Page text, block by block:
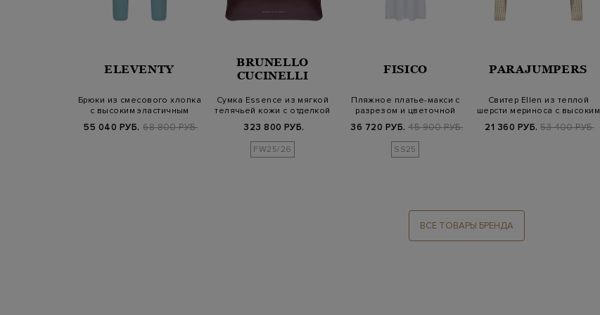
ELEVENTY
Брюки из смесового хлопка
с высоким эластичным
55 040 РУБ. 68 800 РУБ.
BRUNELLO
CUCINELLI
Сумка Essence из мягкой
телячьей кожи с отделкой
323 800 РУБ.
FW25/26
FISICO
Пляжное платье-макси с
разрезом и цветочной
36 720 РУБ. 45 900 РУБ.
SS25
PARAJUMPERS
Свитер Ellen из теплой
шерсти мериноса с высоким
21 360 РУБ. 53 400 РУБ.
ВСЕ ТОВАРЫ БРЕНДА